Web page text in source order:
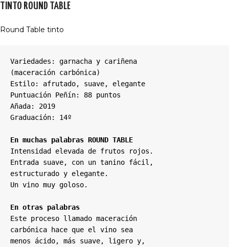
TINTO ROUND TABLE
Round Table tinto
Variedades: garnacha y cariñena
(maceración carbónica)
Estilo: afrutado, suave,
elegante
Puntuación Peñín: 88 puntos
Añada: 2019
Graduación: 14º
En muchas palabras ROUND TABLE
Intensidad elevada de frutos rojos.
Entrada suave, con un tanino fácil,
estructurado y elegante.
Un vino muy goloso.
En otras palabras
Este proceso llamado maceración
carbónica hace que el vino sea
menos ácido, más suave, ligero y,